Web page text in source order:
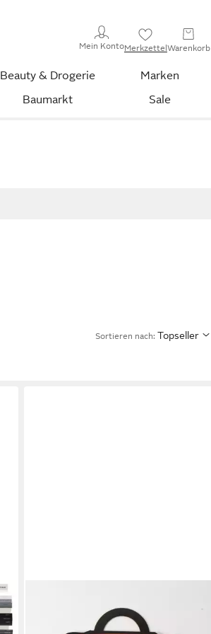
Mein KontoMerkzettelWarenkorb
Beauty & Drogerie
Marken
Baumarkt Sale
Sortieren nach: Topseller